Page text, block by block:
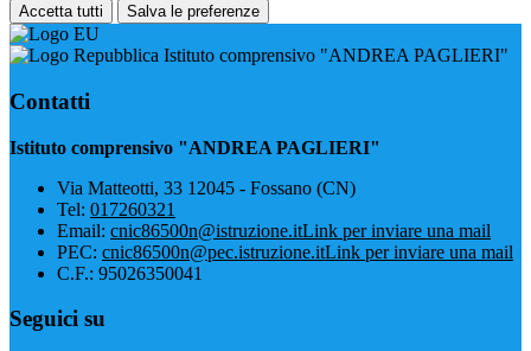
Accetta tutti Salva le preferenze
Istituto comprensivo "ANDREA PAGLIERI"
Contatti
Istituto comprensivo "ANDREA PAGLIERI"
Via Matteotti, 33 12045 - Fossano (CN)
Tel: 017260321
Email: cnic86500n@istruzione.itLink per inviare una mail
PEC: cnic86500n@pec.istruzione.itLink per inviare una mail
C.F.: 95026350041
Seguici su